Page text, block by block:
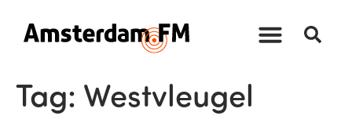
Tag: Westvleugel